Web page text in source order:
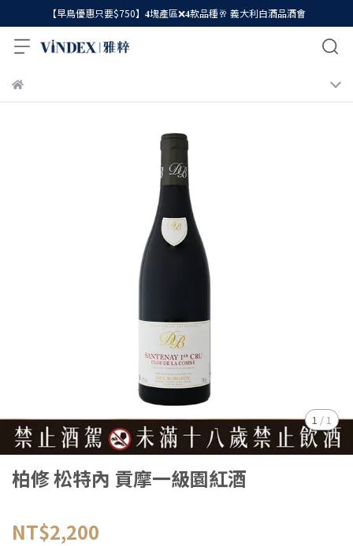
【早鳥優惠只要$750】𝟒塊產區❌𝟒款品種🥂 義大利白酒品酒會
1 / 1
柏修 松特內 貢摩一級園紅酒
NT$2,200